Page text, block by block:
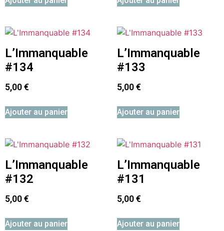
L’Immanquable
#134
5,00€
Ajouter au panier
L’Immanquable
#133
5,00€
Ajouter au panier
L’Immanquable
#132
5,00€
Ajouter au panier
L’Immanquable
#131
5,00€
Ajouter au panier